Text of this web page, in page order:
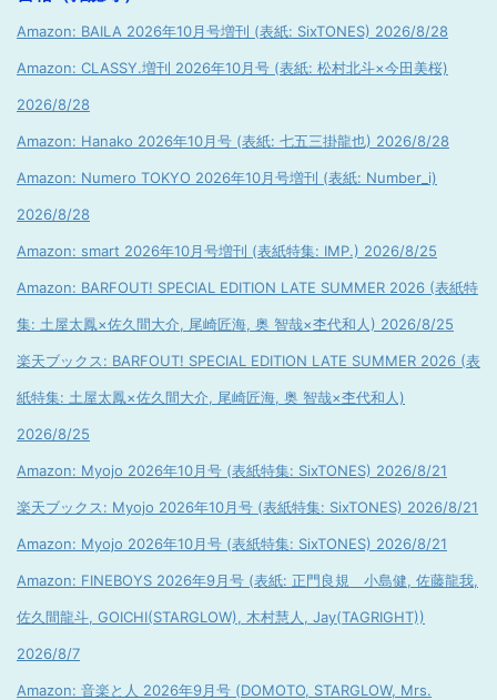
Amazon: BAILA 2026年10月号増刊 (表紙: SixTONES) 2026/8/28
Amazon: CLASSY.増刊 2026年10月号 (表紙: 松村北斗×今田美桜)
2026/8/28
Amazon: Hanako 2026年10月号 (表紙: 七五三掛龍也) 2026/8/28
Amazon: Numero TOKYO 2026年10月号増刊 (表紙: Number_i)
2026/8/28
Amazon: smart 2026年10月号増刊 (表紙特集: IMP.) 2026/8/25
Amazon: BARFOUT! SPECIAL EDITION LATE SUMMER 2026 (表紙特
集: 土屋太鳳×佐久間大介, 尾崎匠海, 奥 智哉×杢代和人) 2026/8/25
楽天ブックス: BARFOUT! SPECIAL EDITION LATE SUMMER 2026 (表
紙特集: 土屋太鳳×佐久間大介, 尾崎匠海, 奥 智哉×杢代和人)
2026/8/25
Amazon: Myojo 2026年10月号 (表紙特集: SixTONES) 2026/8/21
楽天ブックス: Myojo 2026年10月号 (表紙特集: SixTONES) 2026/8/21
Amazon: Myojo 2026年10月号 (表紙特集: SixTONES) 2026/8/21
Amazon: FINEBOYS 2026年9月号 (表紙: 正門良規 小島健, 佐藤龍我,
佐久間龍斗, GOICHI(STARGLOW), 木村慧人, Jay(TAGRIGHT))
2026/8/7
Amazon: 音楽と人 2026年9月号 (DOMOTO, STARGLOW, Mrs.